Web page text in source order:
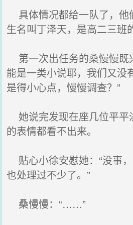
具体情况都给一队了，他
生名叫丁泽天，是高二三班
第一次出任务的桑慢慢既
能是一类小说耶，我们又没
是得小心点，慢慢调查？”
她说完发现在座几位平平
的表情都看不出来。
贴心小徐安慰她：“没事，
也处理过不少了。”
桑慢慢：“……”